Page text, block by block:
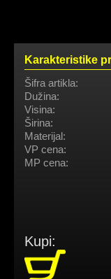
Karakteristike
Šifra artikla:
Dužina:
Visina:
Širina:
Materijal:
VP cena:
MP cena:
Kupi: